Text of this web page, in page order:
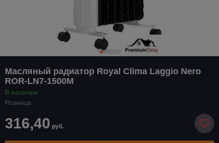
Масляный радиатор Royal Clima Laggio Nero
ROR-LN7-1500M
В наличии
Розница
316,40 руб.